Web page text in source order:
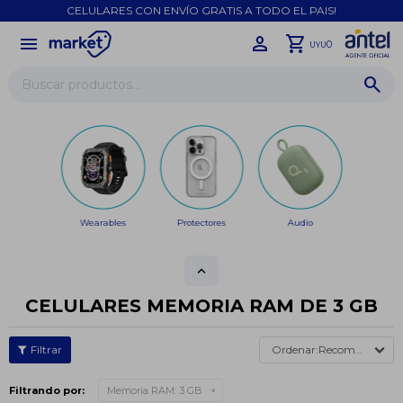
CELULARES CON ENVÍO GRATIS A TODO EL PAIS!
menu UYU0
Wearables Protectores Audio
CELULARES MEMORIA RAM DE 3 GB
Recomendados
Filtrando por: Memoria RAM: 3 GB
close